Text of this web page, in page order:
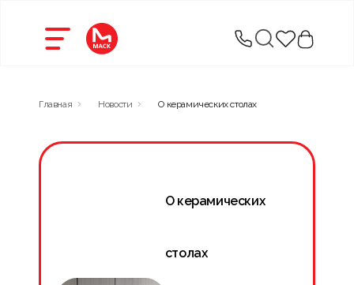
Главная Новости О керамических столах
О керамических
столах